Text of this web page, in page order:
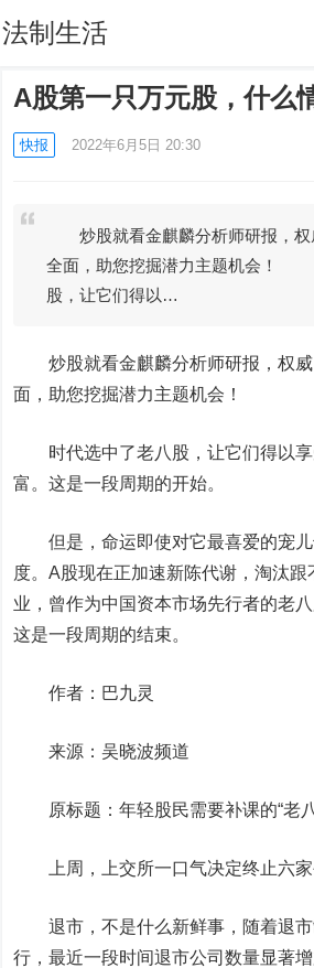
法制生活
A股第一只万元股，什么
快报 2022年6月5日 20:30
炒股就看金麒麟分析师研报，权
全面，助您挖掘潜力主题机会！
股，让它们得以…
炒股就看金麒麟分析师研报，权威
面，助您挖掘潜力主题机会！
时代选中了老八股，让它们得以享
富。这是一段周期的开始。
但是，命运即使对它最喜爱的宠儿
度。A股现在正加速新陈代谢，淘汰跟
业，曾作为中国资本市场先行者的老八
这是一段周期的结束。
作者：巴九灵
来源：吴晓波频道
原标题：年轻股民需要补课的“老
上周，上交所一口气决定终止六家
退市，不是什么新鲜事，随着退市
行，最近一段时间退市公司数量显著